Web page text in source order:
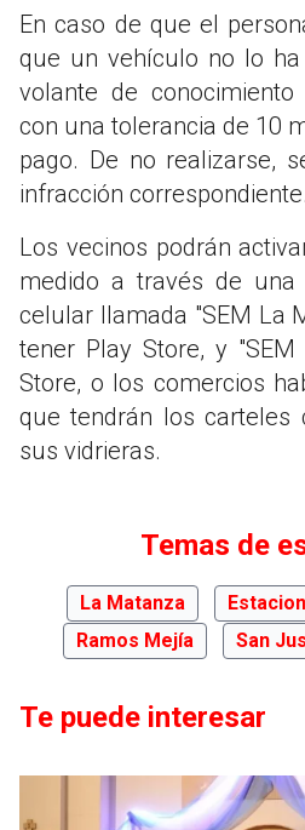
En caso de que el
que un vehículo no lo
volante de
con una tolerancia de 10
pago. De no realizarse,
infracción correspondiente.
Los vecinos podrán
medido a través de una
celular llamada "SEM La
tener Play Store, y
Store, o los comercios
que tendrán los carteles
sus vidrieras.
Temas de
La Matanza
Ramos Mejía
San
Te puede interesar